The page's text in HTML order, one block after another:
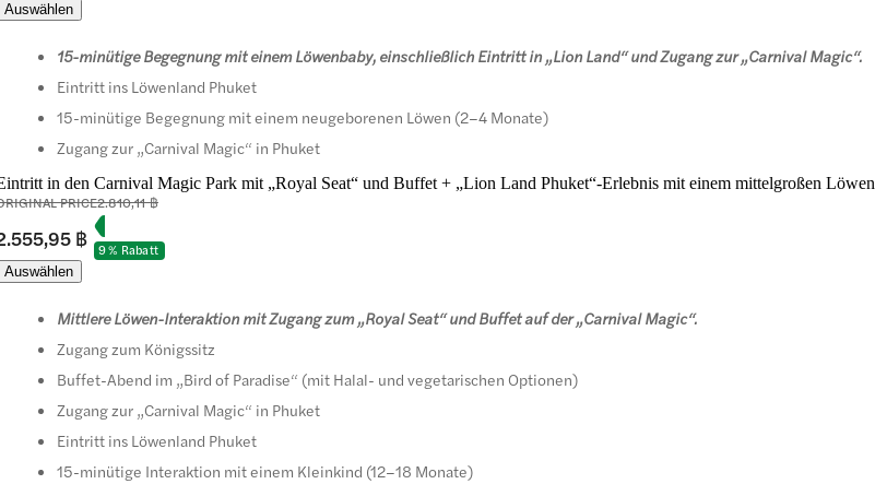
Auswählen
15-minütige Begegnung mit einem Löwenbaby, einschließlich Eintritt in „Lion Land“ und Zugang zur „Carnival Magic“.
Eintritt ins Löwenland Phuket
15-minütige Begegnung mit einem neugeborenen Löwen (2–4 Monate)
Zugang zur „Carnival Magic“ in Phuket
in den Carnival Magic Park mit „Royal Seat“ und Buffet + „Lion Land Phuket“-Erlebnis mit einem mittelgroßen Löwen
PRICE2.810,11 ฿
฿
9 % Rabatt
Auswählen
Mittlere Löwen-Interaktion mit Zugang zum „Royal Seat“ und Buffet auf der „Carnival Magic“.
Zugang zum Königssitz
Buffet-Abend im „Bird of Paradise“ (mit Halal- und vegetarischen Optionen)
Zugang zur „Carnival Magic“ in Phuket
Eintritt ins Löwenland Phuket
15-minütige Interaktion mit einem Kleinkind (12–18 Monate)